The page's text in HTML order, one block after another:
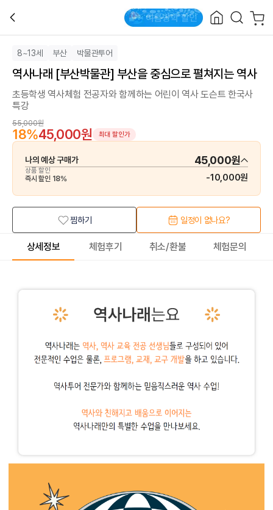
8~13세 부산 박물관투어
역사나래 [부산박물관] 부산을 중심으로 펼쳐지는 역사
초등학생 역사체험 전공자와 함께하는 어린이 역사 도슨트 한국사
특강
55,000원
18%45,000원 최대 할인가
나의 예상 구매가 45,000원
상품 할인
즉시 할인 18% -10,000원
찜하기 일정이 없나요?
상세정보 체험후기 취소/환불 체험문의